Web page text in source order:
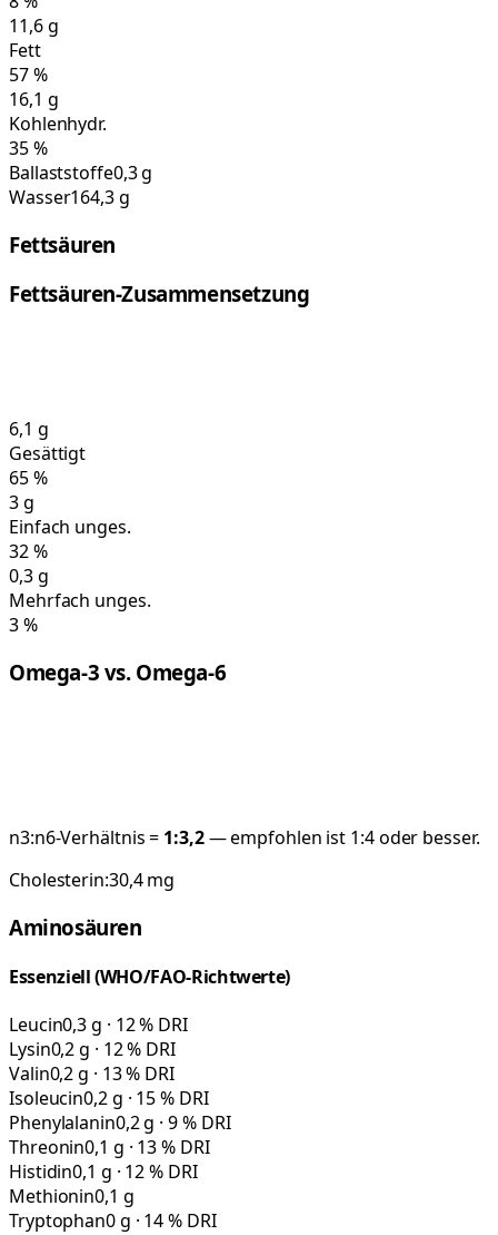
11,6g
Fett
57%
16,1 g
Kohlenhydr.
35%
Ballaststoffe0,3 g
Wasser164,3 g
Fettsäuren
Fettsäuren-Zusammensetzung
6,1 g
Gesättigt
65%
3g
Einfach unges.
32%
0,3g
Mehrfach unges.
3%
Omega-3 vs. Omega-6
n3:n6-Verhältnis = 1:3,2— empfohlen ist 1:4 oder besser.
Cholesterin:30,4mg
Aminosäuren
Essenziell (WHO/FAO-Richtwerte)
Leucin0,3 g · 12 % DRI
Lysin0,2 g · 12 % DRI
Valin0,2 g · 13 % DRI
Isoleucin0,2 g · 15 % DRI
Phenylalanin0,2 g · 9 % DRI
Threonin0,1 g · 13 % DRI
Histidin0,1 g · 12 % DRI
Methionin0,1 g
Tryptophan0 g · 14 % DRI